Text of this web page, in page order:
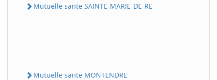
Mutuelle sante SAINTE-MARIE-DE-RE
Mutuelle sante MONTENDRE